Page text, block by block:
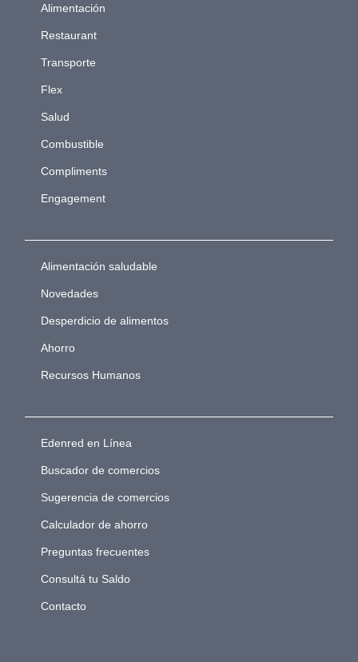
Alimentación
Restaurant
Transporte
Flex
Salud
Combustible
Compliments
Engagement
Alimentación saludable
Novedades
Desperdicio de alimentos
Ahorro
Recursos Humanos
Edenred en Línea
Buscador de comercios
Sugerencia de comercios
Calculador de ahorro
Preguntas frecuentes
Consultá tu Saldo
Contacto